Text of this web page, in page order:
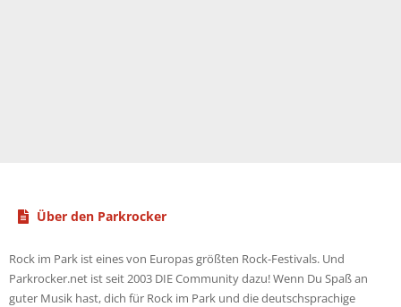
Über den Parkrocker
Rock im Park ist eines von Europas größten Rock-Festivals. Und
Parkrocker.net ist seit 2003 DIE Community dazu! Wenn Du Spaß an
guter Musik hast, dich für Rock im Park und die deutschsprachige